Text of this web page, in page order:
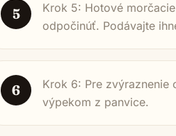
5
Krok 5: Hotové
odpočinúť. Podávajte
6
Krok 6: Pre zvýraznenie
výpekom z panvice.